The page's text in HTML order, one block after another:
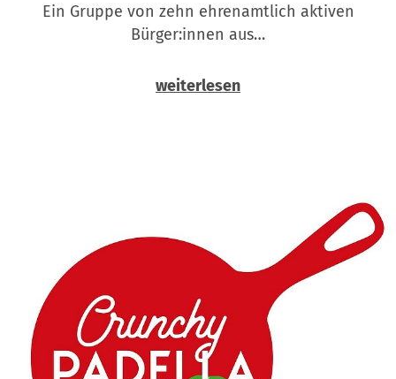
Ein Gruppe von zehn ehrenamtlich aktiven
Bürger:innen aus…
weiterlesen